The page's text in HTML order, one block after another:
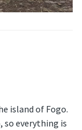
island of Fogo.
so everything is